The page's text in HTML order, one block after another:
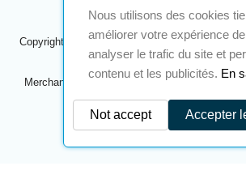
Copyright © 2024 A2S ATEX. Tutti i diritti
Navilog
Merchant approvato dall'ovvia opinione della
controllare.
Nous utilisons des cookies
améliorer votre expérience
analyser le trafic du site et
contenu et les publicités. En
Accepter
Not accept